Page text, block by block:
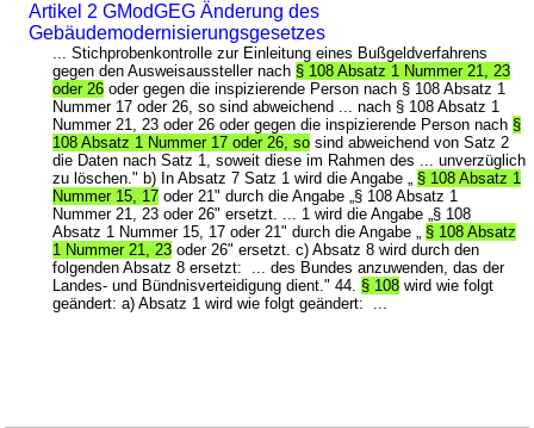
Artikel 2 GModGEG Änderung des
Gebäudemodernisierungsgesetzes
... Stichprobenkontrolle zur Einleitung eines Bußgeldverfahrens
gegen den Ausweisaussteller nach § 108 Absatz 1 Nummer 21, 23
oder 26 oder gegen die inspizierende Person nach § 108 Absatz 1
Nummer 17 oder 26, so sind abweichend ... nach § 108 Absatz 1
Nummer 21, 23 oder 26 oder gegen die inspizierende Person nach §
108 Absatz 1 Nummer 17 oder 26, so sind abweichend von Satz 2
die Daten nach Satz 1, soweit diese im Rahmen des ... unverzüglich
zu löschen." b) In Absatz 7 Satz 1 wird die Angabe „ § 108 Absatz 1
Nummer 15, 17 oder 21" durch die Angabe „§ 108 Absatz 1
Nummer 21, 23 oder 26" ersetzt. ... 1 wird die Angabe „§ 108
Absatz 1 Nummer 15, 17 oder 21" durch die Angabe „ § 108 Absatz
1 Nummer 21, 23 oder 26" ersetzt. c) Absatz 8 wird durch den
folgenden Absatz 8 ersetzt: ... des Bundes anzuwenden, das der
Landes- und Bündnisverteidigung dient." 44. § 108 wird wie folgt
geändert: a) Absatz 1 wird wie folgt geändert: ...